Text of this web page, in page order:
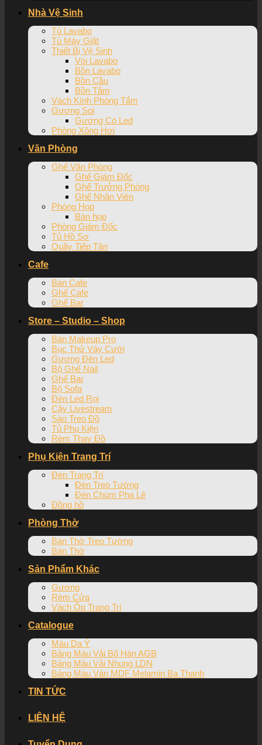
Nhà Vệ Sinh
Tủ Lavabo
Tủ Máy Giặt
Thiết Bị Vệ Sinh
Vòi Lavabo
Bồn Lavabo
Bồn Cầu
Bồn Tắm
Vách Kính Phòng Tắm
Gương Soi
Gương Có Led
Phòng Xông Hơi
Văn Phòng
Ghế Văn Phòng
Ghế Giám Đốc
Ghế Trưởng Phòng
Ghế Nhân Viên
Phòng Họp
Bàn họp
Phòng Giám Đốc
Tủ Hồ Sơ
Quầy Tiếp Tân
Cafe
Bàn Cafe
Ghế Cafe
Ghế Bar
Store – Studio – Shop
Bàn Makeup Pro
Bục Thử Váy Cưới
Gương Đèn Led
Bộ Ghế Nail
Ghế Bar
Bộ Sofa
Đèn Led Rọi
Cây Livestream
Sào Treo Đồ
Tủ Phụ Kiện
Rèm Thay Đồ
Phụ Kiện Trang Trí
Đèn Trang Trí
Đèn Treo Tường
Đèn Chùm Pha Lê
Đồng hồ
Phòng Thờ
Bàn Thờ Treo Tường
Bàn Thờ
Sản Phẩm Khác
Gương
Rèm Cửa
Vách Ốp Trang Trí
Catalogue
Màu Da Ý
Bảng Màu Vải Bố Hàn AGB
Bảng Màu Vải Nhung LDN
Bảng Màu Ván MDF Melamin Ba Thanh
TIN TỨC
LIÊN HỆ